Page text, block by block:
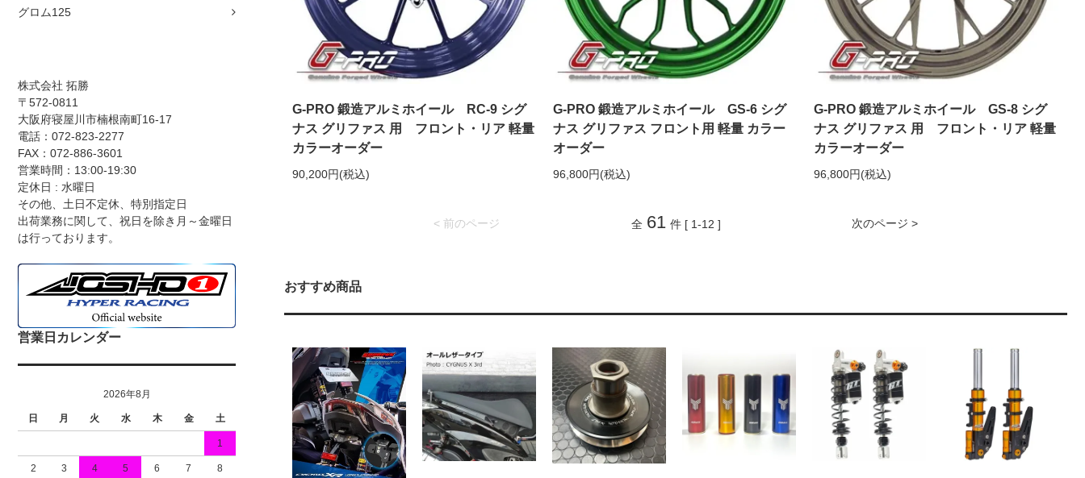
グロム125
株式会社 拓勝
〒572-0811
大阪府寝屋川市楠根南町16-17
電話：072-823-2277
FAX：072-886-3601
営業時間：13:00-19:30
定休日 : 水曜日
その他、土日不定休、特別指定日
出荷業務に関して、祝日を除き月～金曜日
は行っております。
営業日カレンダー
2026年8月
日 月 火 水 木 金 土
1
2 3 4 5 6 7 8
G-PRO 鍛造アルミホイール RC-9 シグ
ナス グリファス 用 フロント・リア 軽量
カラーオーダー
90,200円(税込)
G-PRO 鍛造アルミホイール GS-6 シグ
ナス グリファス フロント用 軽量 カラー
オーダー
96,800円(税込)
G-PRO 鍛造アルミホイール GS-8 シグ
ナス グリファス 用 フロント・リア 軽量
カラーオーダー
96,800円(税込)
< 前のページ 次のページ >
全 61 件 [ 1-12 ]
おすすめ商品